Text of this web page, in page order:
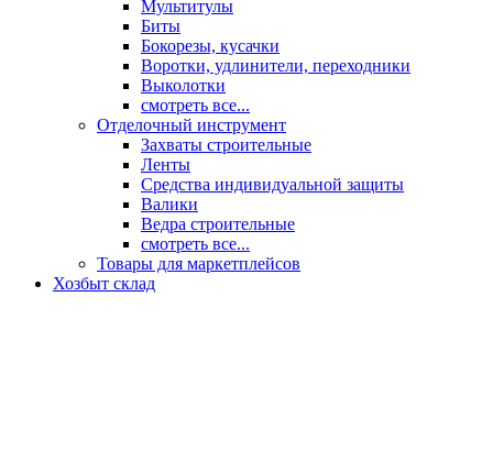
Мультитулы
Биты
Бокорезы, кусачки
Воротки, удлинители, переходники
Выколотки
смотреть все...
Отделочный инструмент
Захваты строительные
Ленты
Средства индивидуальной защиты
Валики
Ведра строительные
смотреть все...
Товары для маркетплейсов
Хозбыт склад